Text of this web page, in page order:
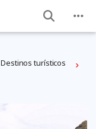
Destinos turísticos